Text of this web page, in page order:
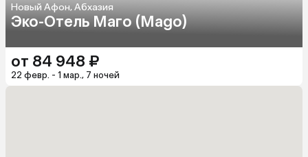
Новый Афон, Абхазия
Эко-Отель Маго (Mago)
от 84 948 ₽
22 февр. - 1 мар., 7 ночей